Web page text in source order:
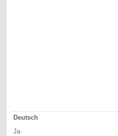
Deutsch
Ja